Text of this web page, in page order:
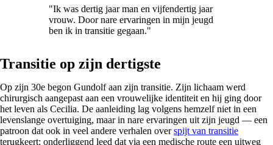
"Ik was dertig jaar man en vijfendertig jaar
vrouw. Door nare ervaringen in mijn jeugd
ben ik in transitie gegaan."
Transitie op zijn dertigste
Op zijn 30e begon Gundolf aan zijn transitie. Zijn lichaam werd
chirurgisch aangepast aan een vrouwelijke identiteit en hij ging door
het leven als Cecilia. De aanleiding lag volgens hemzelf niet in een
levenslange overtuiging, maar in nare ervaringen uit zijn jeugd — een
patroon dat ook in veel andere verhalen overspijt van transitie
terugkeert: onderliggend leed dat via een medische route een uitweg